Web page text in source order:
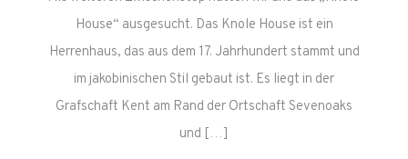
House“ ausgesucht. Das Knole House ist ein
Herrenhaus, das aus dem 17. Jahrhundert stammt und
im jakobinischen Stil gebaut ist. Es liegt in der
Grafschaft Kent am Rand der Ortschaft Sevenoaks
und […]